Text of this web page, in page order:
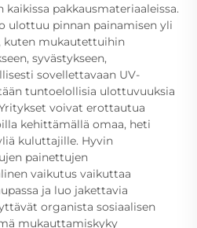
pakkausmateriaaleissa.
ulottuu pinnan painamisen yli
kuten mukautettuihin
syvästykseen,
sovellettavaan UV-
tuntoelollisia ulottuvuuksia
voivat erottautua
kehittämällä omaa, heti
kuluttajille. Hyvin
painettujen
vaikutus vaikuttaa
ja luo jakettavia
organista sosiaalisen
mukauttamiskyky